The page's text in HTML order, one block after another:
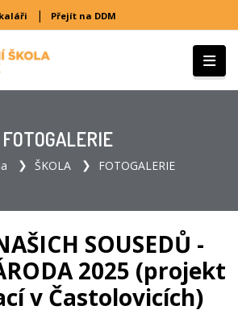
| Přejít na DDM
FOTOGALERIE
ŠKOLA FOTOGALERIE
SOUSEDŮ -
2025 (projekt
v Častolovicích)